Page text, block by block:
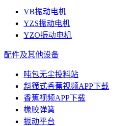
VB振动电机
YZS振动电机
YZO振动电机
配件及其他设备
吨包无尘投料站
斜筛式香蕉视频APP下载
香蕉视频APP下载
橡胶弹簧
振动平台